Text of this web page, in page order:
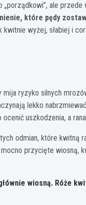
„porządkowi”, ale
które pędy
wyżej, słabiej i
mija ryzyko silnych
lekko
uszkodzenia, a
odmian, które kwitną
przycięte wiosną,
wiosną. Róże